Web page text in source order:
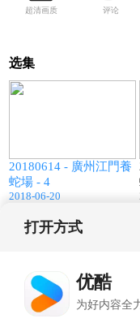
超清画质 评论
选集
20180614 - 廣州江門養
蛇場 - 4
2018-06-20
打开方式
优酷
为好内容全